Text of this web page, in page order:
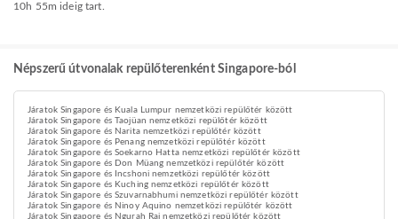
10h 55m ideig tart.
Népszerű útvonalak repülőterenként Singapore-ból
Járatok Singapore és Kuala Lumpur nemzetközi repülőtér között
Járatok Singapore és Taojüan nemzetközi repülőtér között
Járatok Singapore és Narita nemzetközi repülőtér között
Járatok Singapore és Penang nemzetközi repülőtér között
Járatok Singapore és Soekarno Hatta nemzetközi repülőtér között
Járatok Singapore és Don Müang nemzetközi repülőtér között
Járatok Singapore és Incshoni nemzetközi repülőtér között
Járatok Singapore és Kuching nemzetközi repülőtér között
Járatok Singapore és Szuvarnabhumi nemzetközi repülőtér között
Járatok Singapore és Ninoy Aquino nemzetközi repülőtér között
Járatok Singapore és Ngurah Rai nemzetközi repülőtér között